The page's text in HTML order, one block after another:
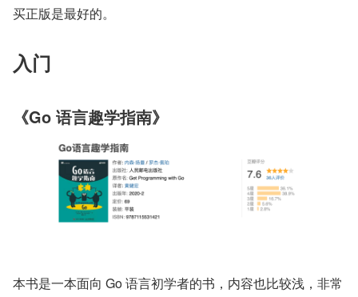
买正版是最好的。
入门
《Go 语言趣学指南》
本书是一本面向 Go 语言初学者的书，内容也比较浅，非常